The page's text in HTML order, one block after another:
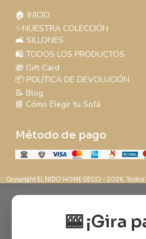
🏠 INICIO
✨NUESTRA COLECCIÓN
🛋️ SILLONES
🛍️ TODOS LOS PRODUCTOS
🎁 Gift Card
📦 POLÍTICA DE DEVOLUCIÓN
📝 Blog
📘 Cómo Elegir tu Sofá
Método de pago
Copyright EL NIDO HOME DECO - 2026.
🎰 ¡Gira